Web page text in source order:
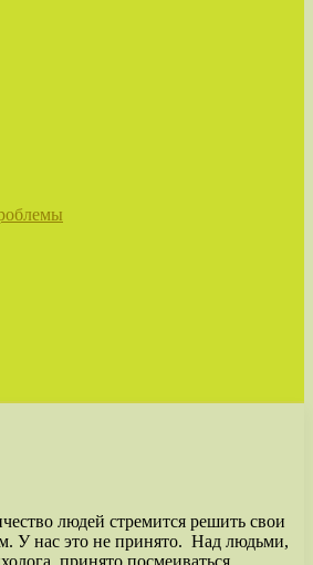
людей стремится решить свои
У нас это не принято. Над людьми,
принято посмеиваться.